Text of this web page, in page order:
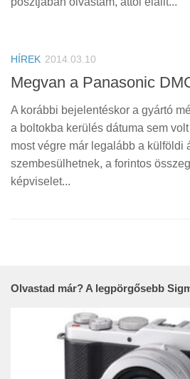
HÍREK 2014.03.10
Megvan a Panasonic
A korábbi bejelentéskor a gyártó
a boltokba kerülés dátuma sem
most végre már legalább a külföldi
szembesülhetnek, a forintos
képviselet...
Olvastad már? A legpörgősebb